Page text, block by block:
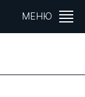
МЕНЮ